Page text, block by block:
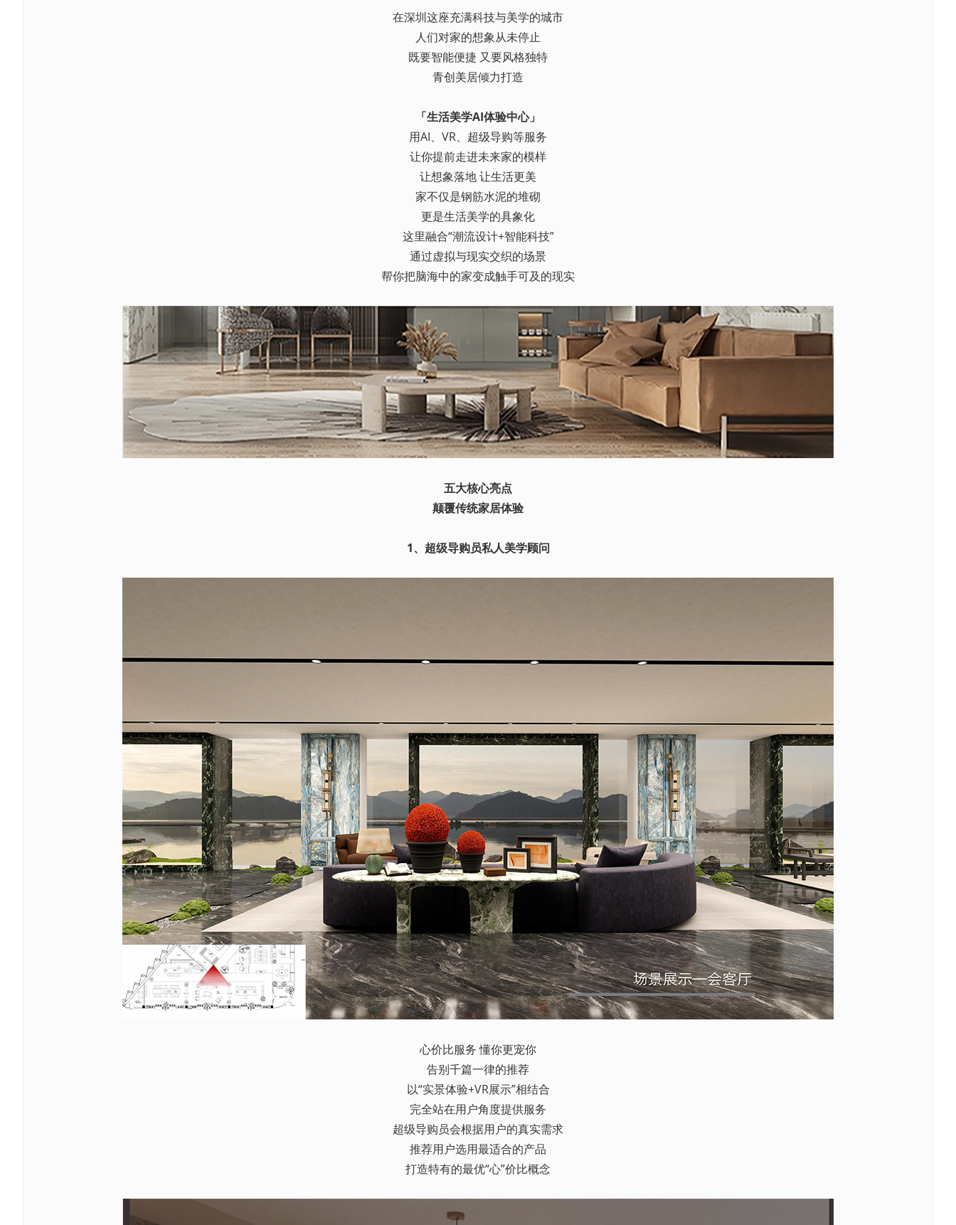
在深圳这座充满科技与美学的城市
人们对家的想象从未停止
既要智能便捷 又要风格独特
青创美居倾力打造
「生活美学AI体验中心」
用AI、VR、超级导购等服务
让你提前走进未来家的模样
让想象落地 让生活更美
家不仅是钢筋水泥的堆砌
更是生活美学的具象化
这里融合“潮流设计+智能科技”
通过虚拟与现实交织的场景
帮你把脑海中的家变成触手可及的现实
五大核心亮点
颠覆传统家居体验
1、超级导购员私人美学顾问
心价比服务 懂你更宠你
告别千篇一律的推荐
以“实景体验+VR展示”相结合
完全站在用户角度提供服务
超级导购员会根据用户的真实需求
推荐用户选用最适合的产品
打造特有的最优“心”价比概念